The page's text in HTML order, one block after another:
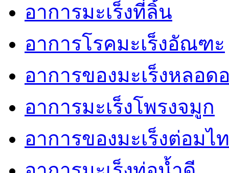
อาการมะเร็งที่ลิ้น
อาการโรคมะเร็งอัณฑะ
อาการของมะเร็งหลอด
อาการมะเร็งโพรงจมูก
อาการของมะเร็งต่อมไ